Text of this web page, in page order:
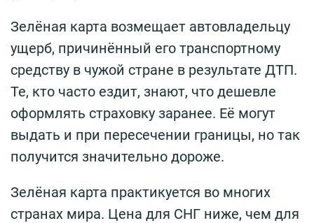
Зелёная карта возмещает автовладельцу
ущерб, причинённый его транспортному
средству в чужой стране в результате ДТП.
Те, кто часто ездит, знают, что дешевле
оформлять страховку заранее. Её могут
выдать и при пересечении границы, но так
получится значительно дороже.
Зелёная карта практикуется во многих
странах мира. Цена для СНГ ниже, чем для